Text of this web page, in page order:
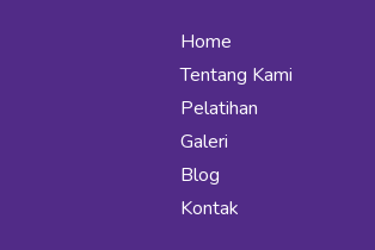
Home
Tentang Kami
Pelatihan
Galeri
Blog
Kontak